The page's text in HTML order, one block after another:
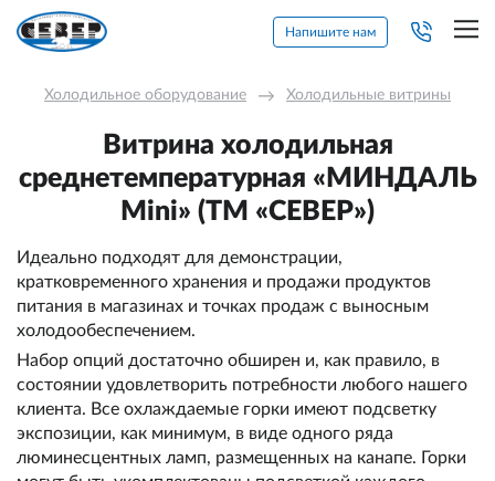
Напишите нам
Холодильное оборудование → Холодильные витрины
Витрина холодильная
среднетемпературная «МИНДАЛЬ
Mini» (ТМ «СЕВЕР»)
Идеально подходят для демонстрации,
кратковременного хранения и продажи продуктов
питания в магазинах и точках продаж с выносным
холодообеспечением.
Набор опций достаточно обширен и, как правило, в
состоянии удовлетворить потребности любого нашего
клиента. Все охлаждаемые горки имеют подсветку
экспозиции, как минимум, в виде одного ряда
люминесцентных ламп, размещенных на канапе. Горки